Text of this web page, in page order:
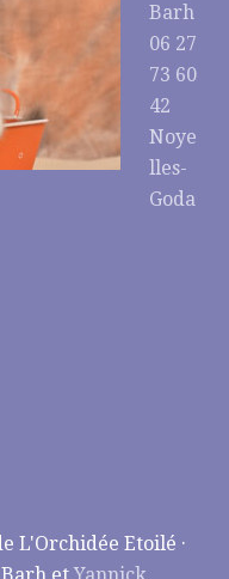
Barh
06 27
73 60
42
Noye
lles-
Goda
L'Orchidée Etoilé ·